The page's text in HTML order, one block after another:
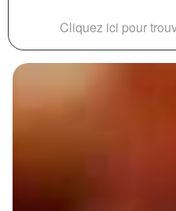
Cliquez ici pour